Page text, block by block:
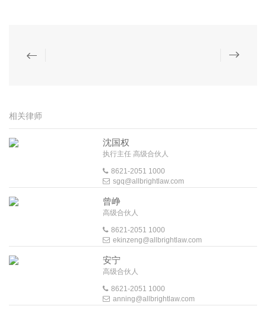
相关律师
沈国权
执行主任 高级合伙人
8621-2051 1000
sgq@allbrightlaw.com
曾峥
高级合伙人
8621-2051 1000
ekinzeng@allbrightlaw.com
安宁
高级合伙人
8621-2051 1000
anning@allbrightlaw.com